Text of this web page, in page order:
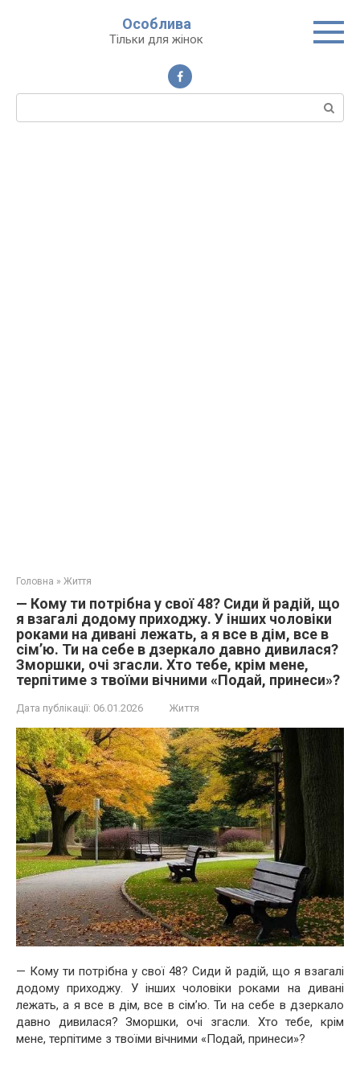
Особлива
Тільки для жінок
Пошук:
Головна » Життя
— Кому ти потрібна у свої 48? Сиди й радій, що
я взагалі додому приходжу. У інших чоловіки
роками на дивані лежать, а я все в дім, все в
сім’ю. Ти на себе в дзеркало давно дивилася?
Зморшки, очі згасли. Хто тебе, крім мене,
терпітиме з твоїми вічними «Подай, принеси»?
Дата публікації: 06.01.2026 Життя
— Кому ти потрібна у свої 48? Сиди й радій, що я взагалі
додому приходжу. У інших чоловіки роками на дивані
лежать, а я все в дім, все в сім’ю. Ти на себе в дзеркало
давно дивилася? Зморшки, очі згасли. Хто тебе, крім
мене, терпітиме з твоїми вічними «Подай, принеси»?